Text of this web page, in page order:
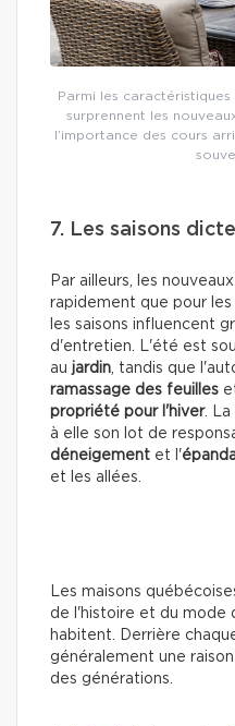
Parmi les
surprennent les
l’importance des cours
7. Les saisons
Par ailleurs, les
rapidement que pour
les saisons influencent
d'entretien. L'été est
au jardin, tandis que
ramassage des feuilles
propriété pour l'hiver. La
à elle son lot de
déneigement et l'
et les allées.
Les maisons
de l'histoire et du mode
habitent. Derrière
généralement une
des générations.